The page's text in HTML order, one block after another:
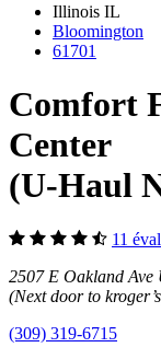
Illinois IL
Bloomington
61701
Comfort
Center
(U-Haul
11
2507 E Oakland
(Next door to
(309) 319-6715